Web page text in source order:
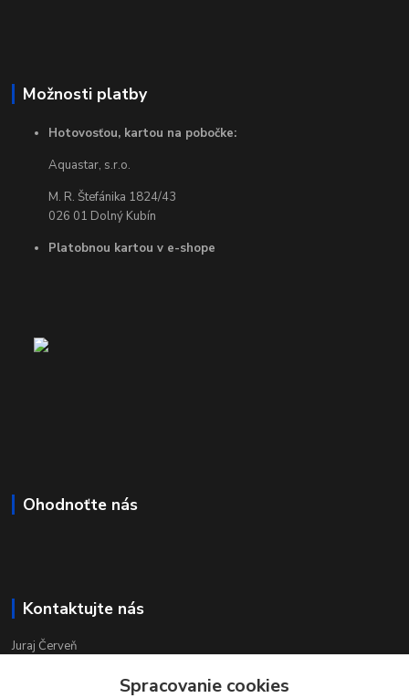
Možnosti platby
Hotovosťou, kartou na pobočke:
Aquastar, s.r.o.
M. R. Štefánika 1824/43
026 01 Dolný Kubín
Platobnou kartou v e-shope
Ohodnoťte nás
Kontaktujte nás
Juraj Červeň
pondelok-piatok 8:00 - 16:00Spracovanie cookies